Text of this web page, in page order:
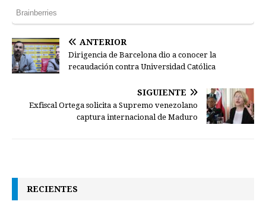
ANTERIOR
Dirigencia de Barcelona dio a conocer la
recaudación contra Universidad Católica
SIGUIENTE
Exfiscal Ortega solicita a Supremo venezolano
captura internacional de Maduro
RECIENTES